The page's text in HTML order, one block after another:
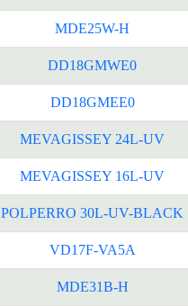
MDE25W-H
DD18GMWE0
DD18GMEE0
MEVAGISSEY 24L-UV
MEVAGISSEY 16L-UV
POLPERRO 30L-UV-BLACK
VD17F-VA5A
MDE31B-H